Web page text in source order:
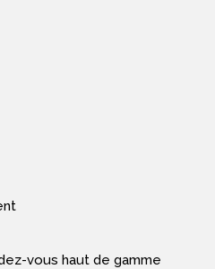
vous haut de gamme